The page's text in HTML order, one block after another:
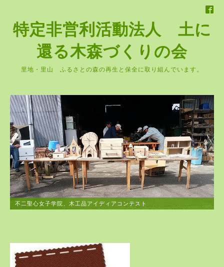
特定非営利活動法人 土に
還る木森づくりの会
里地・里山 ふるさとの森の再生と保全に取り組んでいます。
不二聖心女子学院、木工品アイディアコンテスト